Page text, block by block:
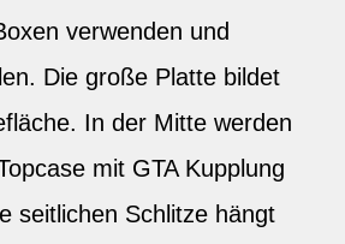
verwenden und
Die große Platte bildet
In der Mitte werden
mit GTA Kupplung
seitlichen Schlitze hängt